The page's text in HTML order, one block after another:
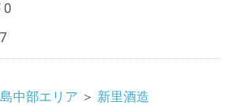
0
中部エリア ＞ 新里酒造